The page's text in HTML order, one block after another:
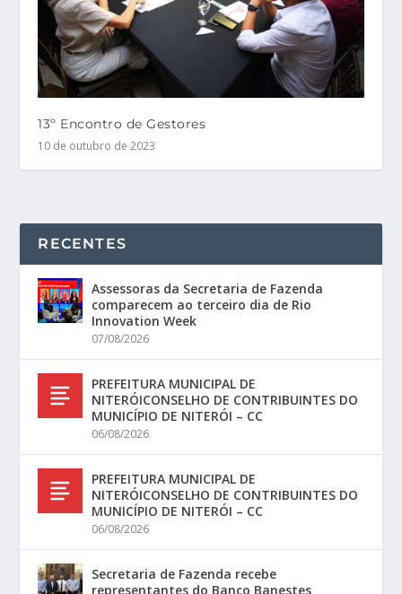
13º Encontro de Gestores
10 de outubro de 2023
RECENTES
Assessoras da Secretaria de Fazenda
comparecem ao terceiro dia de Rio
Innovation Week
07/08/2026
PREFEITURA MUNICIPAL DE
NITERÓICONSELHO DE CONTRIBUINTES DO
MUNICÍPIO DE NITERÓI – CC
06/08/2026
PREFEITURA MUNICIPAL DE
NITERÓICONSELHO DE CONTRIBUINTES DO
MUNICÍPIO DE NITERÓI – CC
06/08/2026
Secretaria de Fazenda recebe
representantes do Banco Banestes